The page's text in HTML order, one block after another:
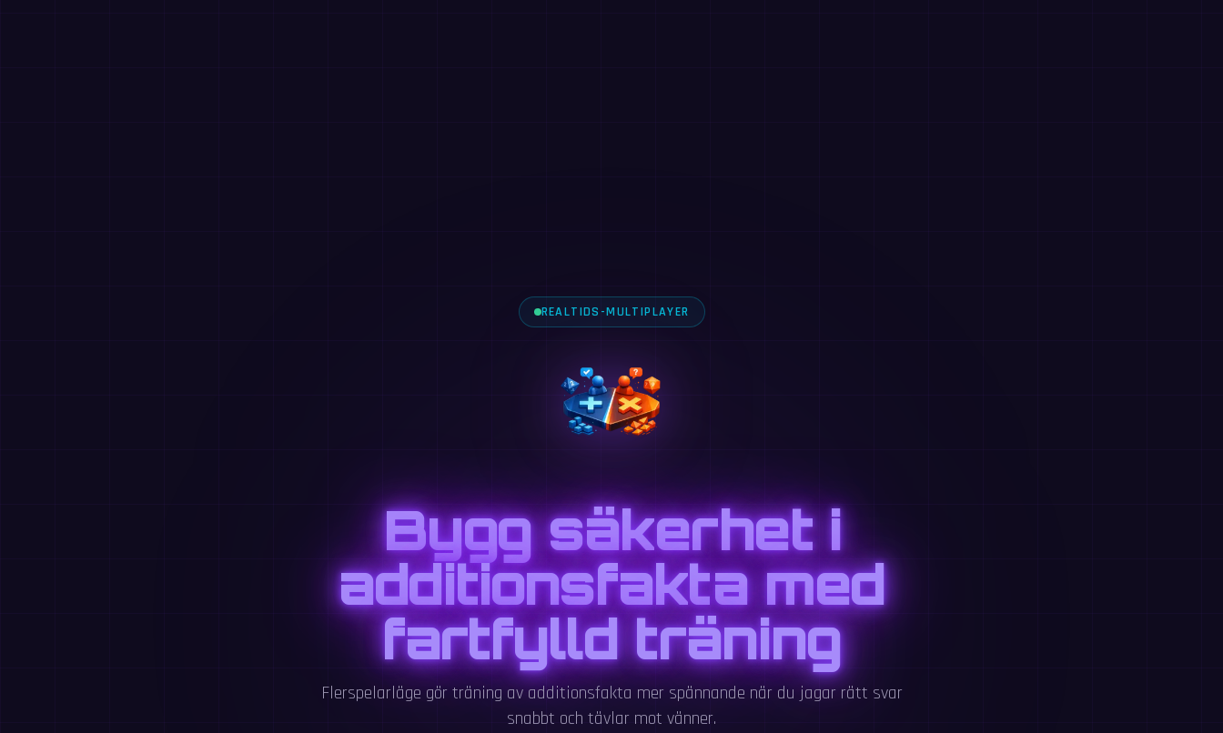
REALTIDS-MULTIPLAYER
Bygg säkerhet i
additionsfakta med
fartfylld träning
Flerspelarläge gör träning av additionsfakta mer spännande när du jagar rätt svar
snabbt och tävlar mot vänner.